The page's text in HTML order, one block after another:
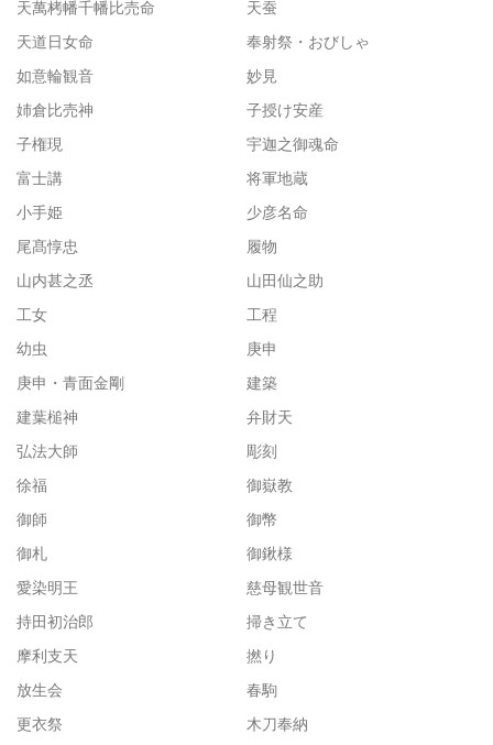
天萬栲幡千幡比売命
天蚕
天道日女命
奉射祭・おびしゃ
如意輪観音
妙見
姉倉比売神
子授け安産
子権現
宇迦之御魂命
富士講
将軍地蔵
小手姫
少彦名命
尾髙惇忠
履物
山内甚之丞
山田仙之助
工女
工程
幼虫
庚申
庚申・青面金剛
建築
建葉槌神
弁財天
弘法大師
彫刻
徐福
御嶽教
御師
御幣
御札
御鍬様
愛染明王
慈母観世音
持田初治郎
掃き立て
摩利支天
撚り
放生会
春駒
更衣祭
木刀奉納